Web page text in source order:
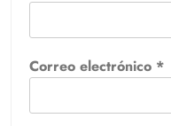
Correo electrónico *